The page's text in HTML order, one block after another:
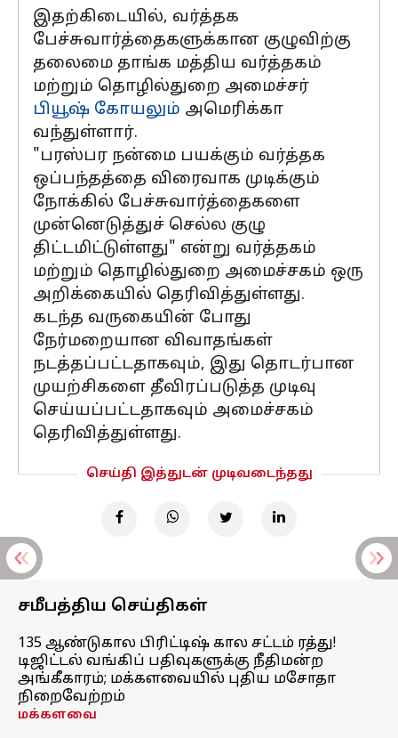
இதற்கிடையில், வர்த்தக
பேச்சுவார்த்தைகளுக்கான குழுவிற்கு
தலைமை தாங்க மத்திய வர்த்தகம்
மற்றும் தொழில்துறை அமைச்சர்
பியூஷ் கோயலும் அமெரிக்கா
வந்துள்ளார்.
"பரஸ்பர நன்மை பயக்கும் வர்த்தக
ஒப்பந்தத்தை விரைவாக முடிக்கும்
நோக்கில் பேச்சுவார்த்தைகளை
முன்னெடுத்துச் செல்ல குழு
திட்டமிட்டுள்ளது" என்று வர்த்தகம்
மற்றும் தொழில்துறை அமைச்சகம் ஒரு
அறிக்கையில் தெரிவித்துள்ளது.
கடந்த வருகையின் போது
நேர்மறையான விவாதங்கள்
நடத்தப்பட்டதாகவும், இது தொடர்பான
முயற்சிகளை தீவிரப்படுத்த முடிவு
செய்யப்பட்டதாகவும் அமைச்சகம்
தெரிவித்துள்ளது.
செய்தி இத்துடன் முடிவடைந்தது
சமீபத்திய செய்திகள்
135 ஆண்டுகால பிரிட்டிஷ் கால சட்டம் ரத்து!
டிஜிட்டல் வங்கிப் பதிவுகளுக்கு நீதிமன்ற
அங்கீகாரம்; மக்களவையில் புதிய மசோதா
நிறைவேற்றம்
மக்களவை